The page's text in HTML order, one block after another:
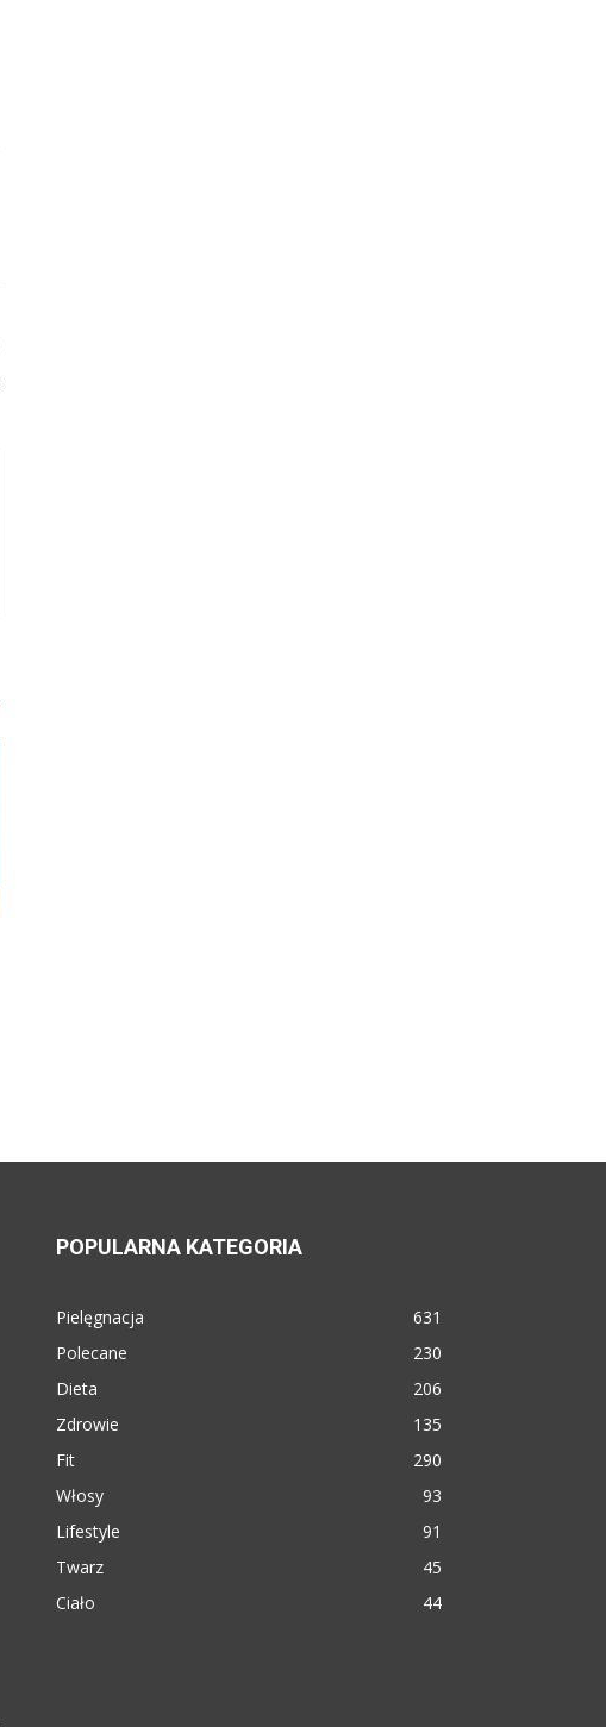
POPULARNA KATEGORIA
Pielęgnacja
631
Polecane
230
Dieta
206
Zdrowie
135
Fit
290
Włosy
93
Lifestyle
91
Twarz
45
Ciało
44